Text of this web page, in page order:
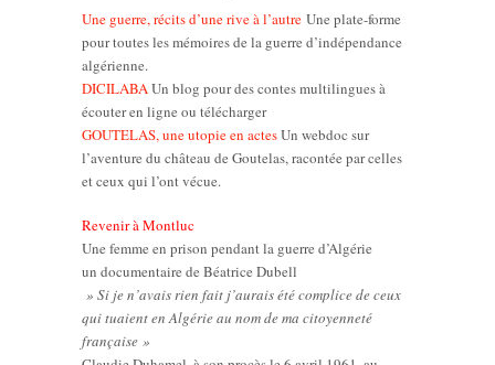
Une guerre, récits d’une rive à l’autre Une plate-forme
pour toutes les mémoires de la guerre d’indépendance
algérienne.
DICILABAUn blog pour des contes multilingues à
écouter en ligne ou télécharger
GOUTELAS, une utopie en actesUn webdoc sur
l’aventure du château de Goutelas, racontée par celles
et ceux qui l’ont vécue.
Revenir à Montluc
Une femme en prison pendant la guerre d’Algérie
un documentaire de Béatrice Dubell
» Si je n’avais rien fait j’aurais été complice de ceux
qui tuaient en Algérie au nom de ma citoyenneté
française »